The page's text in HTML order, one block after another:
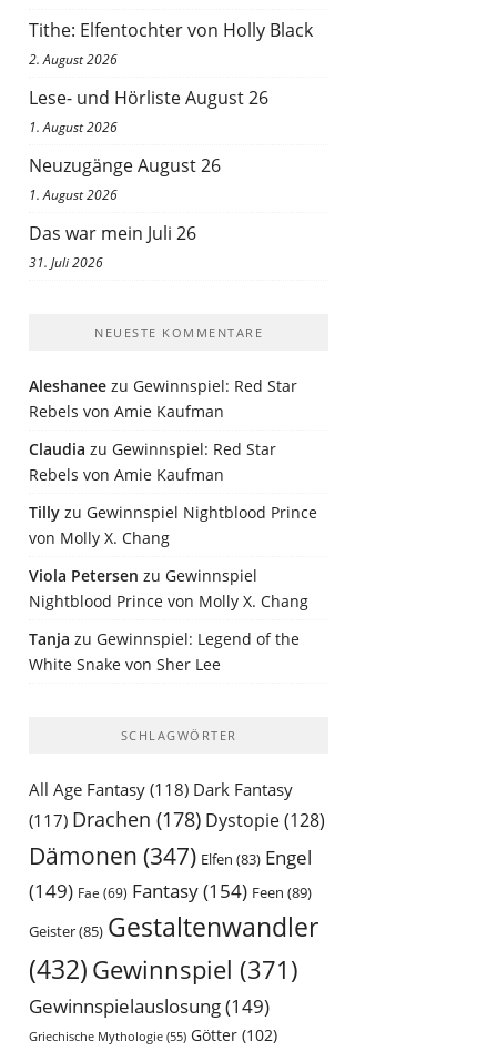
Tithe: Elfentochter von Holly Black
2. August 2026
Lese- und Hörliste August 26
1. August 2026
Neuzugänge August 26
1. August 2026
Das war mein Juli 26
31. Juli 2026
NEUESTE KOMMENTARE
Aleshanee zu Gewinnspiel: Red Star
Rebels von Amie Kaufman
Claudia zu Gewinnspiel: Red Star
Rebels von Amie Kaufman
Tilly zu Gewinnspiel Nightblood Prince
von Molly X. Chang
Viola Petersen zu Gewinnspiel
Nightblood Prince von Molly X. Chang
Tanja zu Gewinnspiel: Legend of the
White Snake von Sher Lee
SCHLAGWÖRTER
All Age Fantasy (118) Dark Fantasy
(117) Drachen (178) Dystopie(128)
Dämonen (347) Elfen (83) Engel
(149) Fae (69) Fantasy(154) Feen (89)
Geister(85) Gestaltenwandler
(432) Gewinnspiel (371)
Gewinnspielauslosung(149)
Griechische Mythologie (55) Götter (102)